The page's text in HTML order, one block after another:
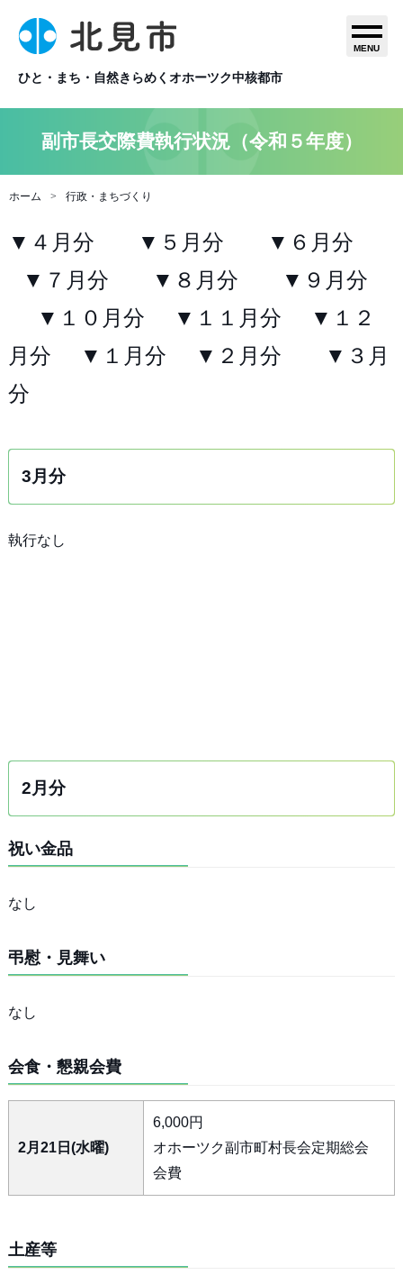
ひと・まち・自然きらめくオホーツク中核都市
MENU
副市長交際費執行状況（令和５年度）
ホーム 行政・まちづくり
▼４月分 ▼５月分
▼６月分
▼７月分
▼８月分
▼９月分
▼１０月分
▼１１月分
▼１２
月分
▼１月分 ▼２月分
▼３月
分
3月分
執行なし
2月分
祝い金品
なし
弔慰・見舞い
なし
会食・懇親会費
2月21日(水曜)
6,000円
オホーツク副市町村長会定期総会
会費
土産等